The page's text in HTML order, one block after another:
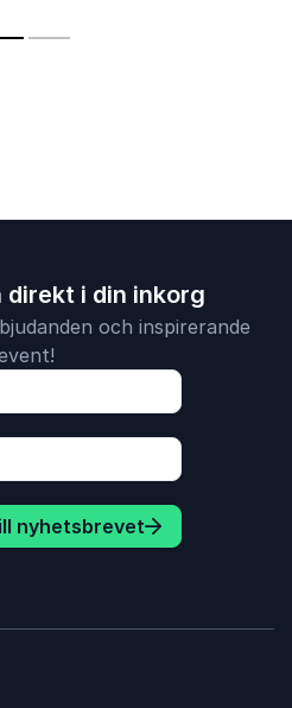
direkt i din inkorg
och inspirerande
nyhetsbrevet